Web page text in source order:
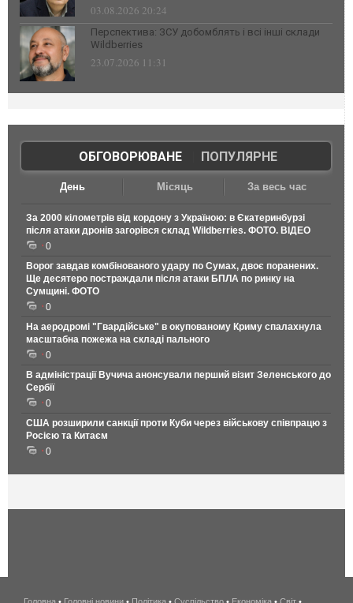
03.08.2026 20:24
Перспектива: ЗСУ добомблять і всі інші склади
Wildberries
23.07.2026 11:31
ОБГОВОРЮВАНЕ| ПОПУЛЯРНЕ
День Місяць За весь час
За 2000 кілометрів від кордону з Україною: в Єкатеринбурзі
після атаки дронів загорівся склад Wildberries. ФОТО. ВІДЕО
0
Ворог завдав комбінованого удару по Сумах, двоє поранених.
Ще десятеро постраждали після атаки БПЛА по ринку на
Сумщині. ФОТО
0
На аеродромі "Гвардійське" в окупованому Криму спалахнула
масштабна пожежа на складі пального
0
В адміністрації Вучича анонсували перший візит Зеленського до
Сербії
0
США розширили санкції проти Куби через військову співпрацю з
Росією та Китаєм
0